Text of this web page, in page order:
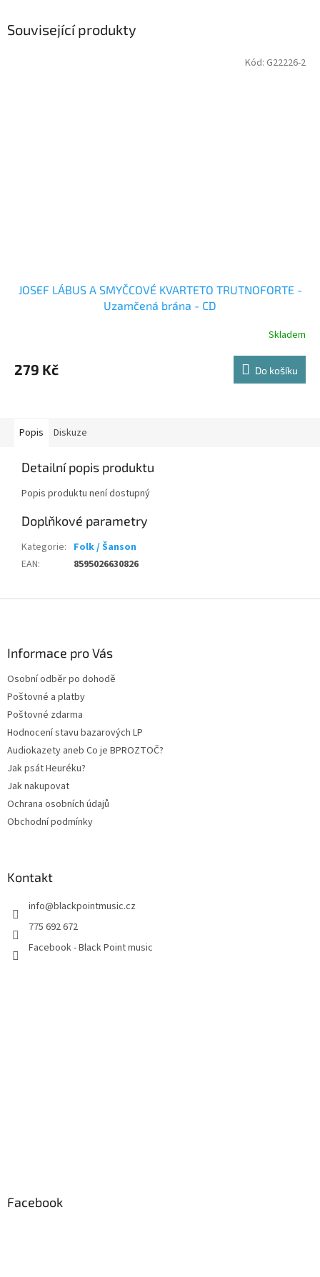
Související produkty
JOSEF LÁBUS A SMYČCOVÉ KVARTETO TRUTNOFORTE -
Uzamčená brána - CD
Skladem
279 Kč Do košíku
Kód: G22226-2
Popis Diskuze
Detailní popis produktu
Popis produktu není dostupný
Doplňkové parametry
Kategorie: Folk / Šanson
EAN: 8595026630826
Informace pro Vás
Osobní odběr po dohodě
Poštovné a platby
Poštovné zdarma
Hodnocení stavu bazarových LP
Audiokazety aneb Co je BPROZTOČ?
Jak psát Heuréku?
Jak nakupovat
Ochrana osobních údajů
Obchodní podmínky
Kontakt
info@blackpointmusic.cz
775 692 672
Facebook - Black Point music
Facebook